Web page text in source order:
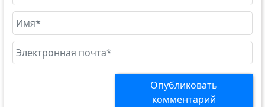
Опубликовать
комментарий